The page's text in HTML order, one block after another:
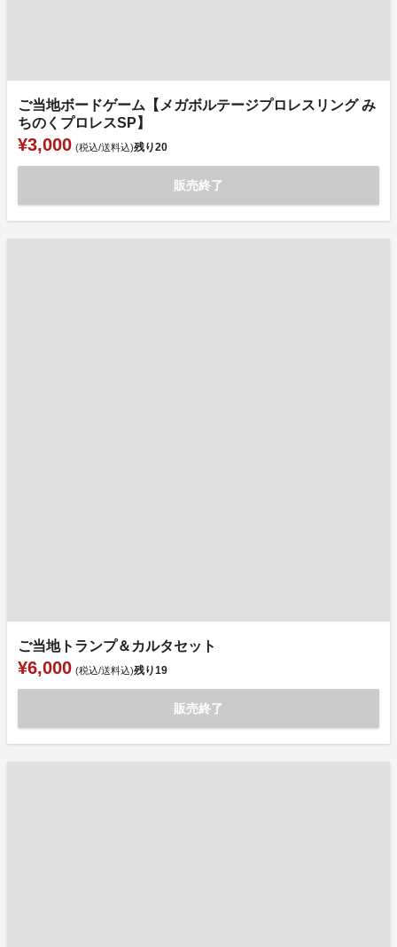
ご当地ボードゲーム【メガボルテージプロレスリング み
ちのくプロレスSP】
¥3,000 (税込/送料込)残り20
販売終了
ご当地トランプ＆カルタセット
¥6,000 (税込/送料込)残り19
販売終了